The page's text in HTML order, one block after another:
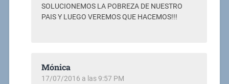
SOLUCIONEMOS LA POBREZA DE NUESTRO
PAIS Y LUEGO VEREMOS QUE HACEMOS!!!
Mónica
17/07/2016 a las 9:57 PM